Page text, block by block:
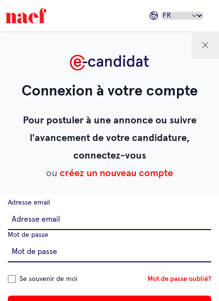
Connexion à votre compte
Pour postuler à une annonce ou suivre
l'avancement de votre candidature,
connectez-vous
ou créez un nouveau compte
Adresse email
Mot de passe
Se souvenir de moi Mot de passe oublié?